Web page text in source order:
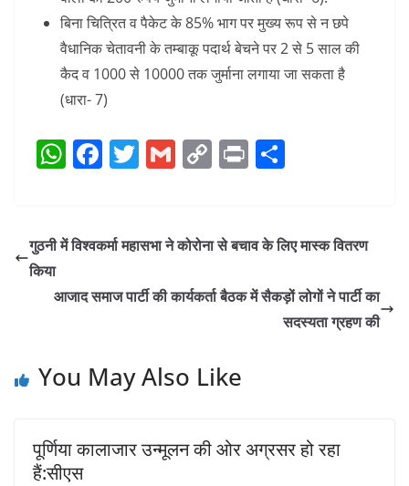
बिना चित्रित व पैकेट के 85% भाग पर मुख्य रूप से न छपे
वैधानिक चेतावनी के तम्बाकू पदार्थ बेचने पर 2 से 5 साल की
कैद व 1000 से 10000 तक जुर्माना लगाया जा सकता है
(धारा- 7)
W
s
p
F
e
o
k
T
er
G
l
C
y
n
Pr
e
गुठनी में विश्वकर्मा महासभा ने कोरोना से बचाव के लिए मास्क वितरण
किया
आजाद समाज पार्टी की कार्यकर्ता बैठक में सैकड़ों लोगों ने पार्टी का
सदस्यता ग्रहण की
You May Also Like
पूर्णिया कालाजार उन्मूलन की ओर अग्रसर हो रहा
हैं:सीएस